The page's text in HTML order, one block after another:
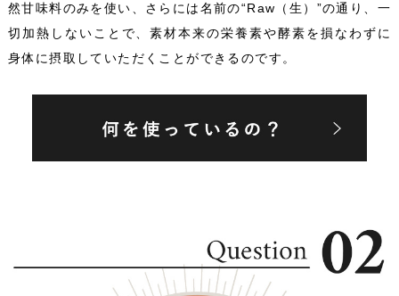
然甘味料のみを使い、さらには名前の“Raw（生）”の通り、一
切加熱しないことで、素材本来の栄養素や酵素を損なわずに
身体に摂取していただくことができるのです。